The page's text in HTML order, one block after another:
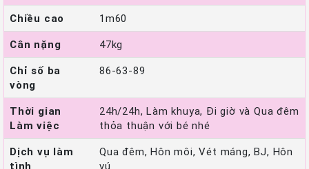
Chiều cao
1m60
Cân nặng
47kg
Chỉ số ba
vòng
86-63-89
Thời gian
Làm việc
24h/24h, Làm khuya, Đi giờ và Qua đêm
thỏa thuận với bé nhé
Dịch vụ làm
tình
Qua đêm, Hôn môi, Vét máng, BJ, Hôn
vú